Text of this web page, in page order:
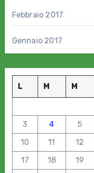
Febbraio 2017
Gennaio 2017
L M M
3
4 5
10
11 12
17
18 19